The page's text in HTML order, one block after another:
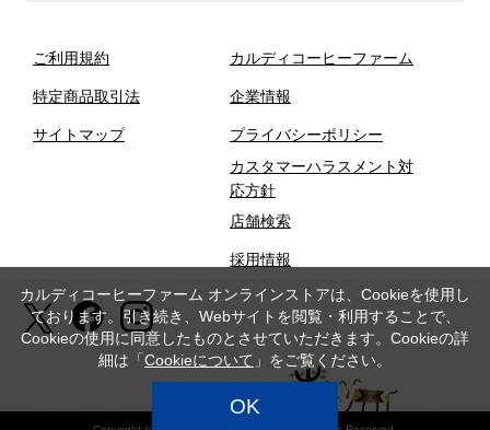
ご利用規約
特定商品取引法
サイトマップ
カルディコーヒーファーム
企業情報
プライバシーポリシー
カスタマーハラスメント対
応方針
店舗検索
採用情報
カルディコーヒーファーム オンラインストアは、Cookieを使用し
ております。引き続き、Webサイトを閲覧・利用することで、
Cookieの使用に同意したものとさせていただきます。Cookieの詳
細は「Cookieについて 」をご覧ください。
OK